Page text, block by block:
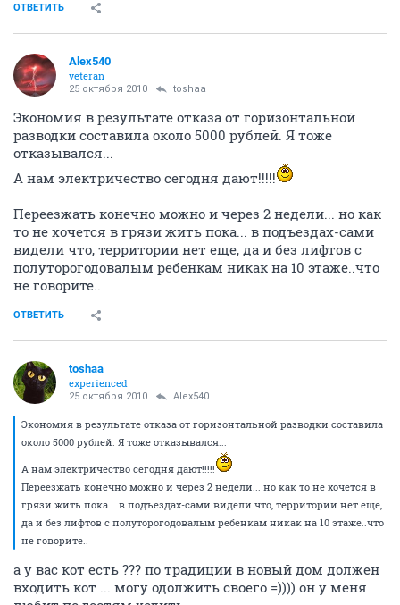
ОТВЕТИТЬ
Alex540
veteran
25 октября 2010 toshaa
Экономия в результате отказа от горизонтальной
разводки составила около 5000 рублей. Я тоже
отказывался...
А нам электричество сегодня дают!!!!!
Переезжать конечно можно и через 2 недели... но как
то не хочется в грязи жить пока... в подъездах-сами
видели что, территории нет еще, да и без лифтов с
полуторогодовалым ребенкам никак на 10 этаже..что
не говорите..
ОТВЕТИТЬ
toshaa
experienced
25 октября 2010 Alex540
Экономия в результате отказа от горизонтальной разводки составила
около 5000 рублей. Я тоже отказывался...
А нам электричество сегодня дают!!!!!
Переезжать конечно можно и через 2 недели... но как то не хочется в
грязи жить пока... в подъездах-сами видели что, территории нет еще,
да и без лифтов с полуторогодовалым ребенкам никак на 10 этаже..что
не говорите..
а у вас кот есть ??? по традиции в новый дом должен
входить кот ... могу одолжить своего =)))) он у меня